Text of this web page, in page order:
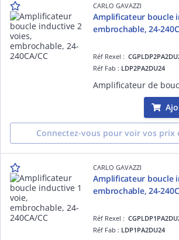
CARLO GAVAZZI
Amplificateur boucle
embrochable, 24-
Réf Rexel :
Réf Fab : LDP2PA2DU24
Connectez-vous pour voir vos prix
CARLO GAVAZZI
Amplificateur boucle
embrochable, 24-
Réf Rexel :
Réf Fab : LDP1PA2DU24